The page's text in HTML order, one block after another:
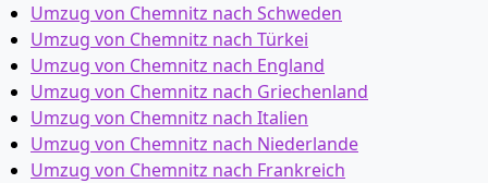
Umzug von Chemnitz nach Schweden
Umzug von Chemnitz nach Türkei
Umzug von Chemnitz nach England
Umzug von Chemnitz nach Griechenland
Umzug von Chemnitz nach Italien
Umzug von Chemnitz nach Niederlande
Umzug von Chemnitz nach Frankreich